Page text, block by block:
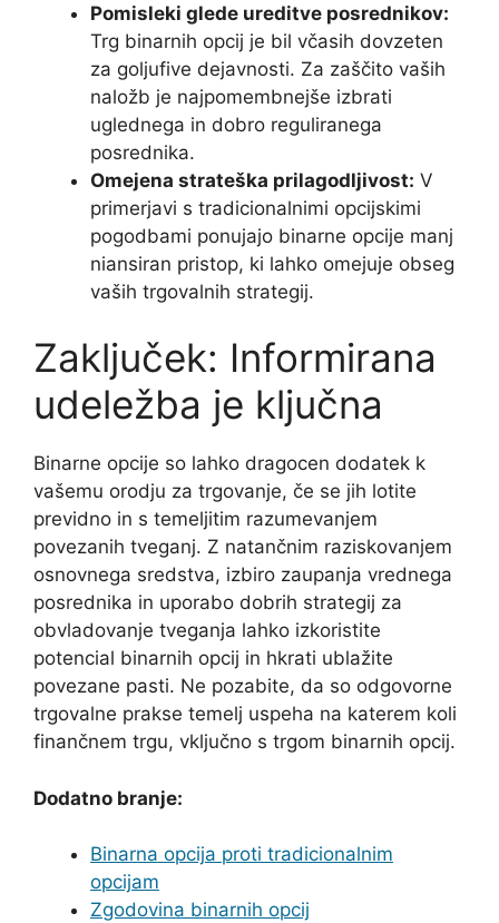
Pomisleki glede ureditve posrednikov:
Trg binarnih opcij je bil včasih dovzeten
za goljufive dejavnosti. Za zaščito vaših
naložb je najpomembnejše izbrati
uglednega in dobro reguliranega
posrednika.
Omejena strateška prilagodljivost: V
primerjavi s tradicionalnimi opcijskimi
pogodbami ponujajo binarne opcije manj
niansiran pristop, ki lahko omejuje obseg
vaših trgovalnih strategij.
Zaključek: Informirana
udeležba je ključna
Binarne opcije so lahko dragocen dodatek k
vašemu orodju za trgovanje, če se jih lotite
previdno in s temeljitim razumevanjem
povezanih tveganj. Z natančnim raziskovanjem
osnovnega sredstva, izbiro zaupanja vrednega
posrednika in uporabo dobrih strategij za
obvladovanje tveganja lahko izkoristite
potencial binarnih opcij in hkrati ublažite
povezane pasti. Ne pozabite, da so odgovorne
trgovalne prakse temelj uspeha na katerem koli
finančnem trgu, vključno s trgom binarnih opcij.
Dodatno branje:
Binarna opcija proti tradicionalnim
opcijam
Zgodovina binarnih opcij